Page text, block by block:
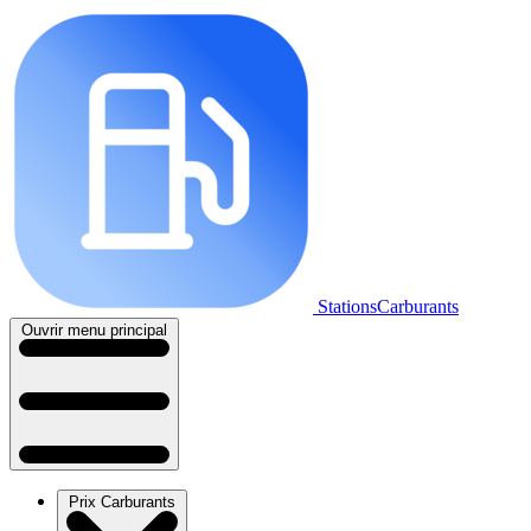
StationsCarburants
Ouvrir menu principal
Prix Carburants